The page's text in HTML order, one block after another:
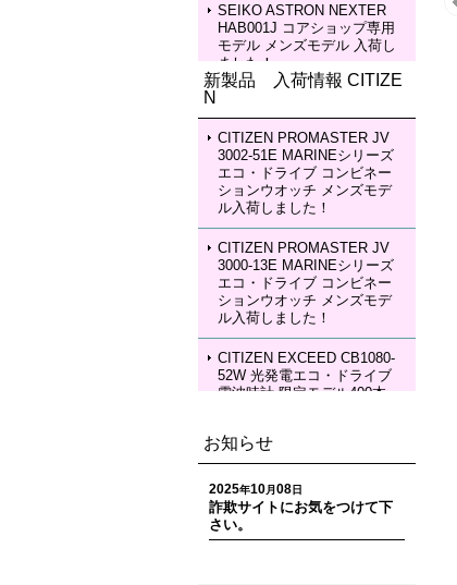
SEIKO ASTRON NEXTER
HAB001J コアショップ専用
モデル メンズモデル 入荷し
ました！
HAB002J コアショップ専用
モデル メンズモデル 入荷し
ました！
SEIKO LUKIA HEA003J LU
KIA Grow with DAICHI MIU
RA Limited Edition レディー
スモデル 入荷しました！
SEIKO LUKIA HEA004J LU
KIA Grow with DAICHI MIU
RA Limited Edition メカニカ
ルウォッチ レディースモデ
ル 入荷しました！
新製品 入荷情報 CITIZE
N
CITIZEN PROMASTER JV
3002-51E MARINEシリーズ
エコ・ドライブ コンビネー
ションウオッチ メンズモデ
ル入荷しました！
CITIZEN PROMASTER JV
3000-13E MARINEシリーズ
エコ・ドライブ コンビネー
ションウオッチ メンズモデ
ル入荷しました！
CITIZEN EXCEED CB1080-
52W 光発電エコ・ドライブ
電波時計 限定モデル400本
CITIZEN EXCEED EC1120-
59W 光発電エコ・ドライブ
電波時計 限定モデル400本
ペアモデル レディースモデ
ル 入荷しました！
お知らせ
2025年10月 08日
詐欺サイトにお気をつけて下
さい。